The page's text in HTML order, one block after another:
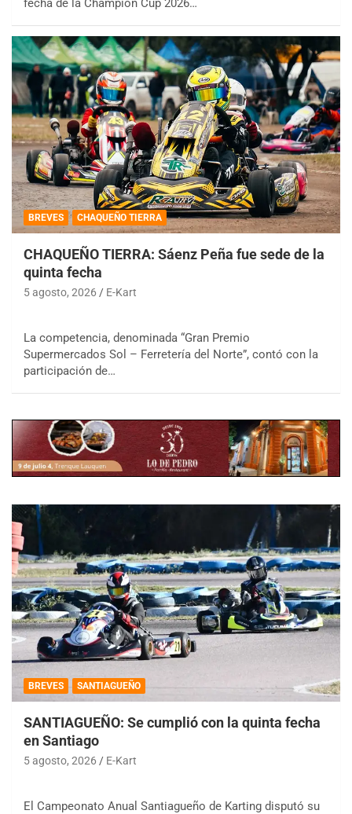
fecha de la Champion Cup 2026…
BREVES CHAQUEÑO TIERRA
CHAQUEÑO TIERRA: Sáenz Peña fue sede de la
quinta fecha
5 agosto, 2026 E-Kart
La competencia, denominada “Gran Premio
Supermercados Sol – Ferretería del Norte”, contó con la
participación de…
BREVES SANTIAGUEÑO
SANTIAGUEÑO: Se cumplió con la quinta fecha
en Santiago
5 agosto, 2026 E-Kart
El Campeonato Anual Santiagueño de Karting disputó su